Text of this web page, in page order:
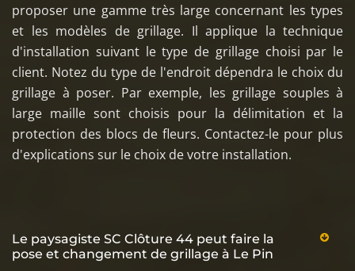
proposer une gamme très large concernant les types
et les modèles de grillage. Il applique la technique
d'installation suivant le type de grillage choisi par le
client. Notez du type de l'endroit dépendra le choix du
grillage à poser. Par exemple, les grillage souples à
large maille sont choisis pour la délimitation et la
protection des blocs de fleurs. Contactez-le pour plus
d'explications sur le choix de votre installation.
Le paysagiste SC Clôture 44 peut faire la
pose et changement de grillage à Le Pin